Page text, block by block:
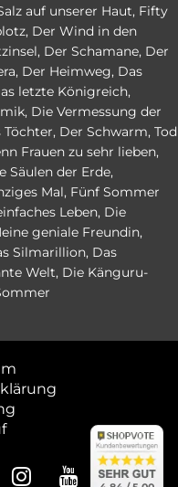
auf unserer Haut, Fifty
, Der Wind in den
, Der Schamane, Der
, Der Heimweg, Das
letzte Königreich,
, Die Vermessung der
Töchter, Der Schwarm, Tod
Frauen zu sehr lieben,
Säulen der Erde,
Mal, Fünf Sommer
Leben, Die
geniale Freundin,
Silmarillion, Das
Welt, Die Känguru-
4.84